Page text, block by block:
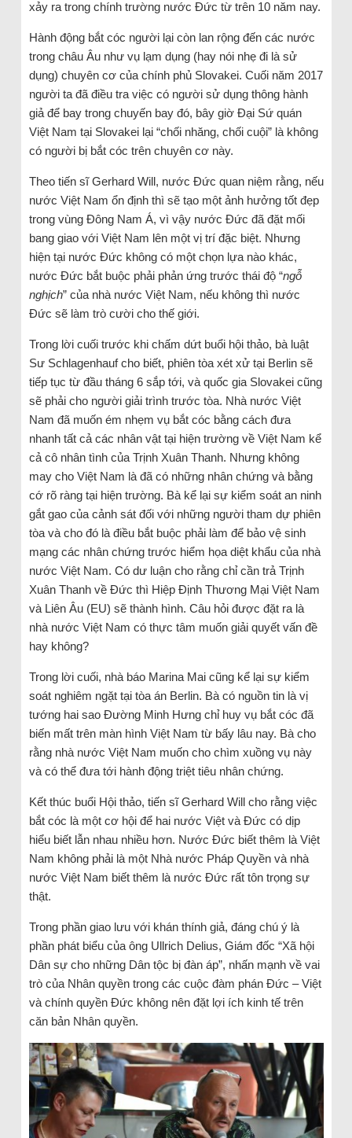
xảy ra trong chính trường nước Đức từ trên 10 năm nay.
Hành động bắt cóc người lại còn lan rộng đến các nước
trong châu Âu như vụ lạm dụng (hay nói nhẹ đi là sử
dụng) chuyên cơ của chính phủ Slovakei. Cuối năm 2017
người ta đã điều tra việc có người sử dụng thông hành
giả để bay trong chuyến bay đó, bây giờ Đại Sứ quán
Việt Nam tại Slovakei lại “chối nhăng, chối cuội” là không
có người bị bắt cóc trên chuyên cơ này.
Theo tiến sĩ Gerhard Will, nước Đức quan niệm rằng, nếu
nước Việt Nam ổn định thì sẽ tạo một ảnh hưởng tốt đẹp
trong vùng Đông Nam Á, vì vậy nước Đức đã đặt mối
bang giao với Việt Nam lên một vị trí đặc biệt. Nhưng
hiện tại nước Đức không có một chọn lựa nào khác,
nước Đức bắt buộc phải phản ứng trước thái độ “ngỗ
nghịch” của nhà nước Việt Nam, nếu không thì nước
Đức sẽ làm trò cười cho thế giới.
Trong lời cuối trước khi chấm dứt buổi hội thảo, bà luật
Sư Schlagenhauf cho biết, phiên tòa xét xử tại Berlin sẽ
tiếp tục từ đầu tháng 6 sắp tới, và quốc gia Slovakei cũng
sẽ phải cho người giải trình trước tòa. Nhà nước Việt
Nam đã muốn ém nhẹm vụ bắt cóc bằng cách đưa
nhanh tất cả các nhân vật tại hiện trường về Việt Nam kể
cả cô nhân tình của Trịnh Xuân Thanh. Nhưng không
may cho Việt Nam là đã có những nhân chứng và bằng
cớ rõ ràng tại hiện trường. Bà kể lại sự kiểm soát an ninh
gắt gao của cảnh sát đối với những người tham dự phiên
tòa và cho đó là điều bắt buộc phải làm để bảo vệ sinh
mạng các nhân chứng trước hiểm họa diệt khẩu của nhà
nước Việt Nam. Có dư luận cho rằng chỉ cần trả Trịnh
Xuân Thanh về Đức thì Hiệp Định Thương Mại Việt Nam
và Liên Âu (EU) sẽ thành hình. Câu hỏi được đặt ra là
nhà nước Việt Nam có thực tâm muốn giải quyết vấn đề
hay không?
Trong lời cuối, nhà báo Marina Mai cũng kể lại sự kiểm
soát nghiêm ngặt tại tòa án Berlin. Bà có nguồn tin là vị
tướng hai sao Đường Minh Hưng chỉ huy vụ bắt cóc đã
biến mất trên màn hình Việt Nam từ bấy lâu nay. Bà cho
rằng nhà nước Việt Nam muốn cho chìm xuồng vụ này
và có thể đưa tới hành động triệt tiêu nhân chứng.
Kết thúc buổi Hội thảo, tiến sĩ Gerhard Will cho rằng việc
bắt cóc là một cơ hội để hai nước Việt và Đức có dịp
hiểu biết lẫn nhau nhiều hơn. Nước Đức biết thêm là Việt
Nam không phải là một Nhà nước Pháp Quyền và nhà
nước Việt Nam biết thêm là nước Đức rất tôn trọng sự
thật.
Trong phần giao lưu với khán thính giả, đáng chú ý là
phần phát biểu của ông Ullrich Delius, Giám đốc “Xã hội
Dân sự cho những Dân tộc bị đàn áp”, nhấn mạnh về vai
trò của Nhân quyền trong các cuộc đàm phán Đức – Việt
và chính quyền Đức không nên đặt lợi ích kinh tế trên
căn bản Nhân quyền.